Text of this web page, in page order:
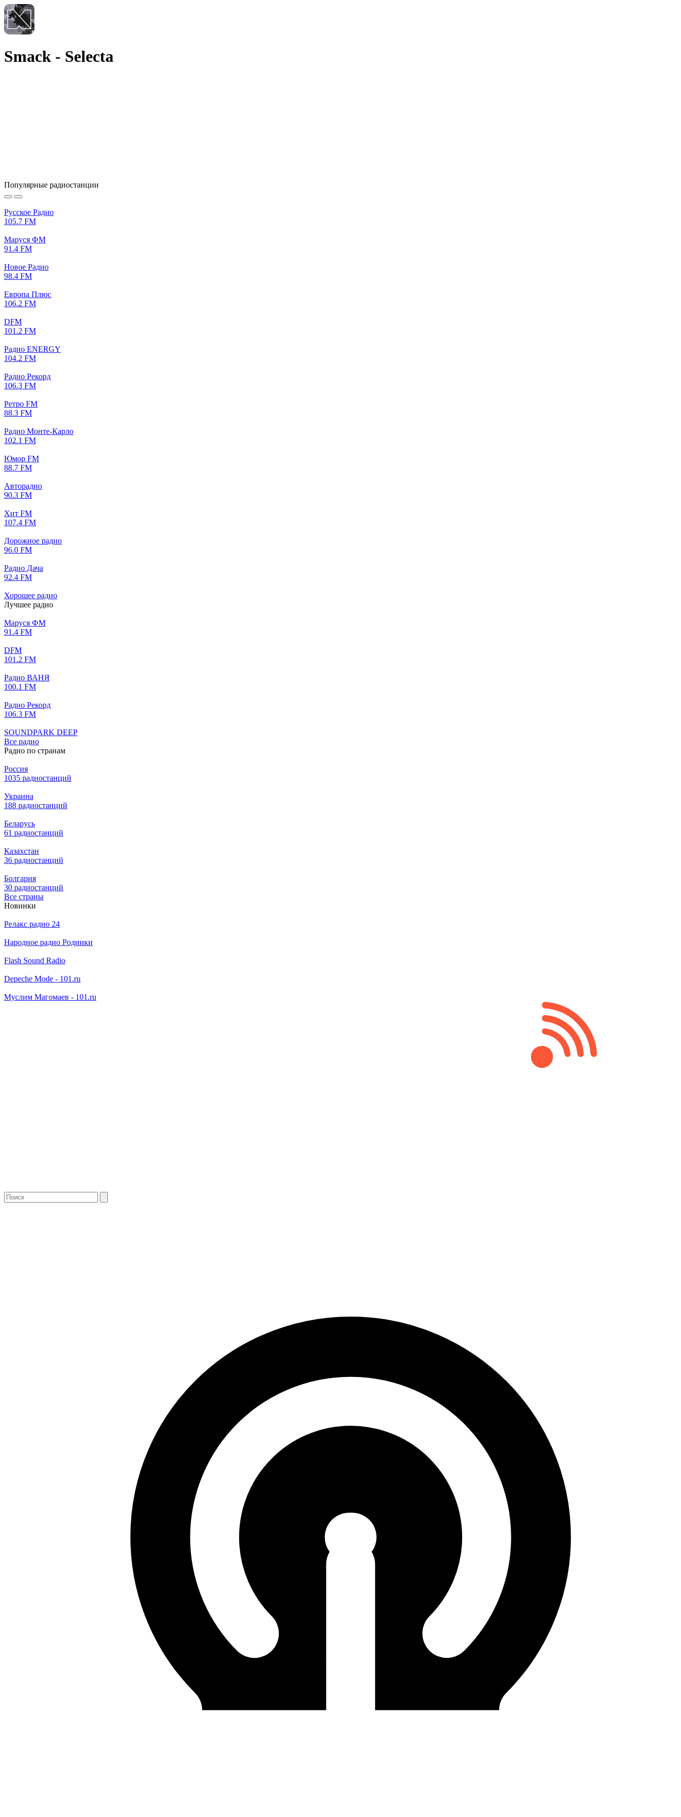
Smack - Selecta
Популярные радиостанции
Русское Радио
105.7 FM
Маруся ФМ
91.4 FM
Новое Радио
98.4 FM
Европа Плюс
106.2 FM
DFM
101.2 FM
Радио ENERGY
104.2 FM
Радио Рекорд
106.3 FM
Ретро FM
88.3 FM
Радио Монте-Карло
102.1 FM
Юмор FM
88.7 FM
Авторадио
90.3 FM
Хит FM
107.4 FM
Дорожное радио
96.0 FM
Радио Дача
92.4 FM
Хорошее радио
Лучшее радио
Маруся ФМ
91.4 FM
DFM
101.2 FM
Радио ВАНЯ
100.1 FM
Радио Рекорд
106.3 FM
SOUNDPARK DEEP
Все радио
Радио по странам
Россия
1035 радиостанций
Украина
188 радиостанций
Беларусь
61 радиостанций
Казахстан
36 радиостанций
Болгария
30 радиостанций
Все страны
Новинки
Релакс радио 24
Народное радио Родники
Flash Sound Radio
Depeche Mode - 101.ru
Муслим Магомаев - 101.ru